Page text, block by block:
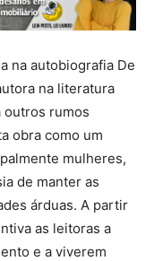
na autobiografia De
na literatura
outros rumos
obra como um
mulheres,
de manter as
árduas. A partir
as leitoras a
e a viverem